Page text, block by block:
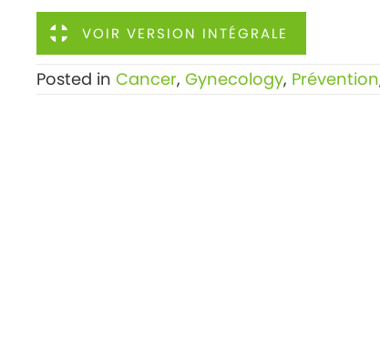
VOIR VERSION INTÉGRALE
Posted in Cancer, Gynecology, Prévention